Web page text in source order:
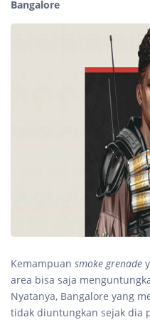
Bangalore
Kemampuan smoke grenade
area bisa saja
Nyatanya, Bangalore yang
tidak diuntungkan sejak dia